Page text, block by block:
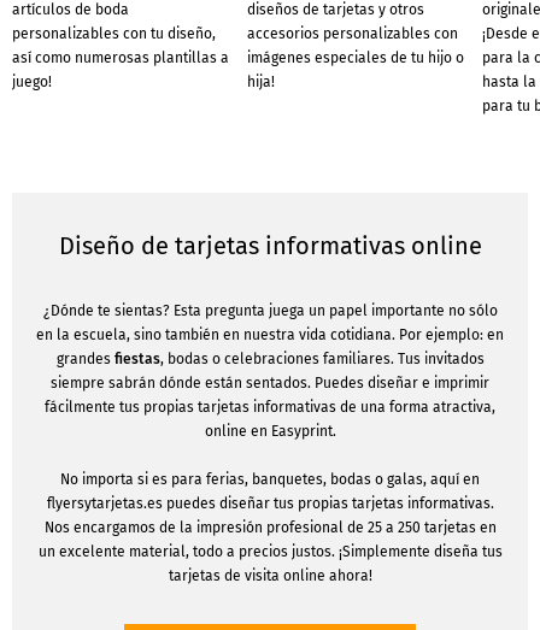
artículos de boda
personalizables con tu diseño,
así como numerosas plantillas a
juego!
diseños de tarjetas y otros
accesorios personalizables con
imágenes especiales de tu hijo o
hija!
¡Desde
para la
hasta
para tu
Diseño de tarjetas informativas online
¿Dónde te sientas? Esta pregunta juega un papel importante no sólo
en la escuela, sino también en nuestra vida cotidiana. Por ejemplo: en
grandes fiestas, bodas o celebraciones familiares. Tus invitados
siempre sabrán dónde están sentados. Puedes diseñar e imprimir
fácilmente tus propias tarjetas informativas de una forma atractiva,
online en Easyprint.
No importa si es para ferias, banquetes, bodas o galas, aquí en
flyersytarjetas.es puedes diseñar tus propias tarjetas informativas.
Nos encargamos de la impresión profesional de 25 a 250 tarjetas en
un excelente material, todo a precios justos. ¡Simplemente diseña tus
tarjetas de visita online ahora!